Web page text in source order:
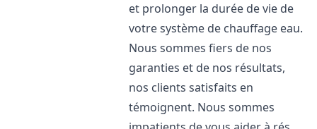
et prolonger la durée de vie de
votre système de chauffage eau.
Nous sommes fiers de nos
garanties et de nos résultats,
nos clients satisfaits en
témoignent. Nous sommes